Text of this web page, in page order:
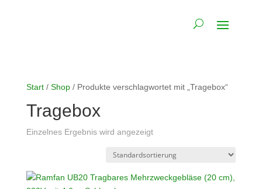
Start/ Shop/ Produkte verschlagwortet mit „Tragebox“
Tragebox
Einzelnes Ergebnis wird angezeigt